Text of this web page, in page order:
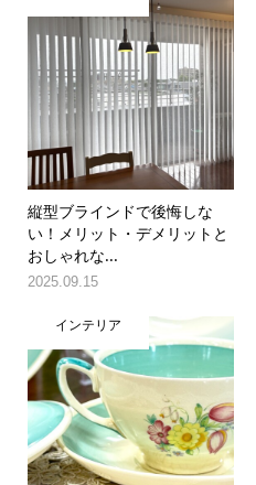
縦型ブラインドで後悔しな
い！メリット・デメリットと
おしゃれな...
2025.09.15
インテリア